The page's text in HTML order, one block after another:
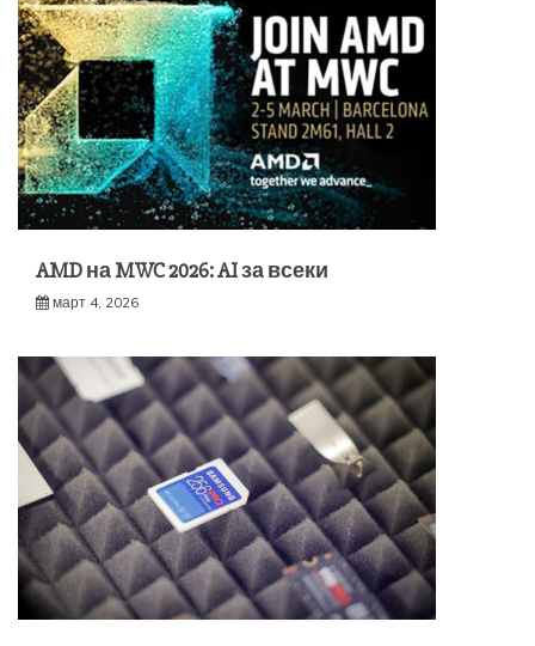
AMD на MWC 2026: AI за всеки
март 4, 2026